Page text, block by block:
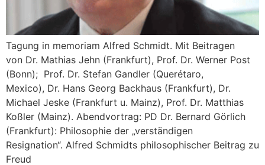
Tagung in memoriam Alfred Schmidt. Mit Beitragen
von Dr. Mathias Jehn (Frankfurt), Prof. Dr. Werner Post
(Bonn); Prof. Dr. Stefan Gandler (Querétaro,
Mexico), Dr. Hans Georg Backhaus (Frankfurt), Dr.
Michael Jeske (Frankfurt u. Mainz), Prof. Dr. Matthias
Koßler (Mainz). Abendvortrag: PD Dr. Bernard Görlich
(Frankfurt): Philosophie der „verständigen
Resignation“. Alfred Schmidts philosophischer Beitrag zu
Freud